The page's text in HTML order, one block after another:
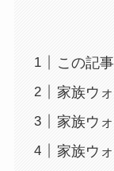
この記
家族ウ
家族ウ
家族ウ